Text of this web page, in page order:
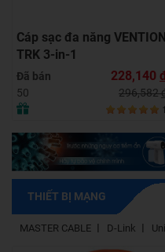
Cáp sạc đa năng VENTION
TRK 3-in-1
Đã bán
50
228,140
296,582
1
THIẾT BỊ MẠNG
MASTER CABLE D-Link